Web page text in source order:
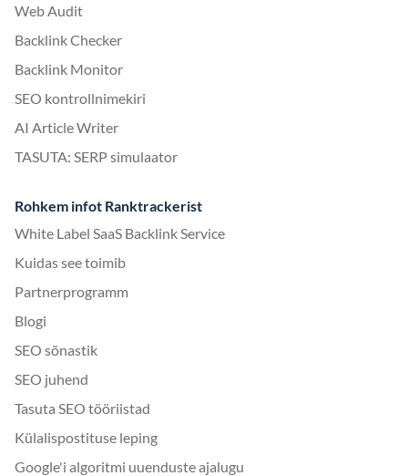
Web Audit
Backlink Checker
Backlink Monitor
SEO kontrollnimekiri
AI Article Writer
TASUTA: SERP simulaator
Rohkem infot Ranktrackerist
White Label SaaS Backlink Service
Kuidas see toimib
Partnerprogramm
Blogi
SEO sõnastik
SEO juhend
Tasuta SEO tööriistad
Külalispostituse leping
Google'i algoritmi uuenduste ajalugu